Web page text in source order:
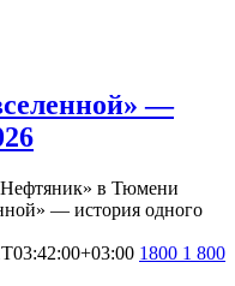
—
в Тюмени
— история одного
1800 1 800